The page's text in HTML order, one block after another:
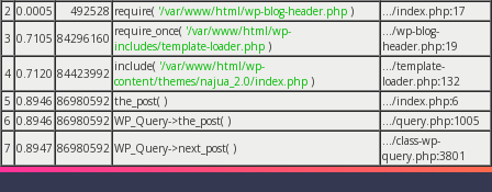
2 0.0005 492528 require( '/var/www/html/wp-blog-header.php ) .../index.php:17
3 0.7105 84296160 require_once( '/var/www/html/wp-
includes/template-loader.php )
.../wp-blog-
header.php:19
4 0.7120 84423992 include( '/var/www/html/wp-
content/themes/najua_2.0/index.php )
.../template-
loader.php:132
5 0.8946 86980592 the_post( ) .../index.php:6
6 0.8946 86980592 WP_Query->the_post( ) .../query.php:1005
7 0.8947 86980592 WP_Query->next_post( )
.../class-wp-
query.php:3801